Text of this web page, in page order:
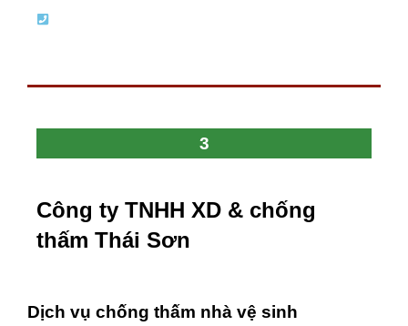
3
Công ty TNHH XD & chống
thấm Thái Sơn
Dịch vụ chống thấm nhà vệ sinh